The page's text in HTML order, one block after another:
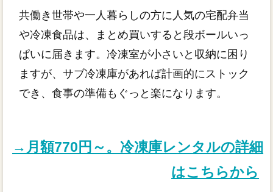
共働き世帯や一人暮らしの方に人気の宅配弁当
や冷凍食品は、まとめ買いすると段ボールいっ
ぱいに届きます。冷凍室が小さいと収納に困り
ますが、サブ冷凍庫があれば計画的にストック
でき、食事の準備もぐっと楽になります。
→月額770円～。冷凍庫レンタルの詳細
はこちらから